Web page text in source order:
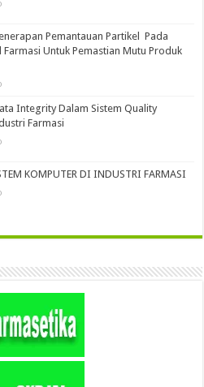
Pemantauan Partikel Pada
Untuk Pemastian Mutu Produk
Integrity Dalam Sistem Quality
Farmasi
KOMPUTER DI INDUSTRI FARMASI